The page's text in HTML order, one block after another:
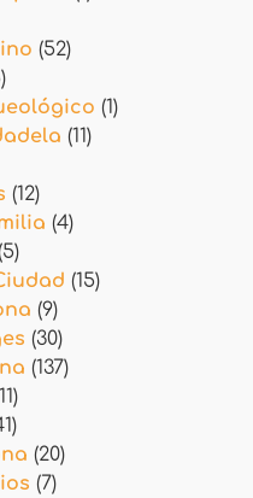
(52)
(1)
(11)
(12)
(4)
(15)
(9)
(30)
(137)
(20)
(7)